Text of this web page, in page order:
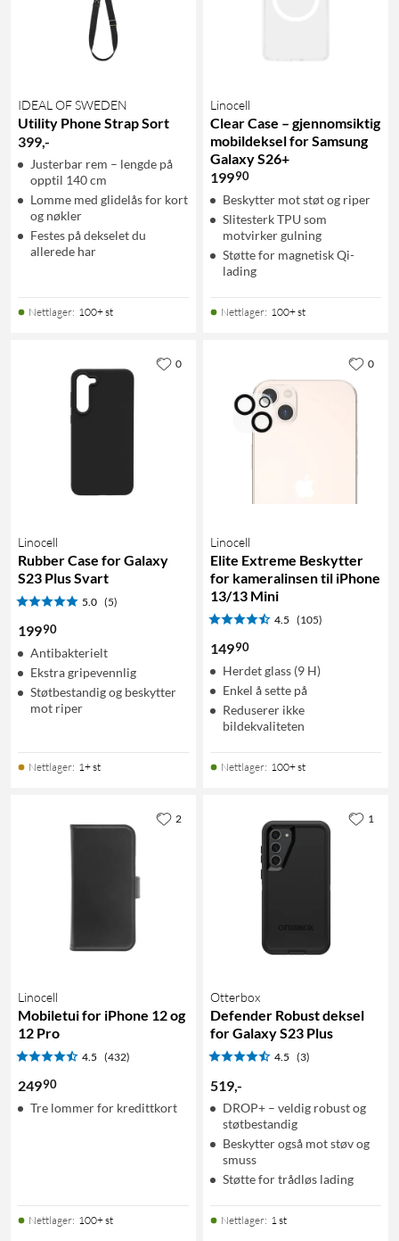
IDEAL OF SWEDEN
Utility Phone Strap Sort
399,-
Justerbar rem – lengde på
opptil 140 cm
Lomme med glidelås for kort
og nøkler
Festes på dekselet du
allerede har
Nettlager: 100+ st
Linocell
Clear Case – gjennomsiktig
mobildeksel for Samsung
Galaxy S26+
19990
Beskytter mot støt og riper
Slitesterk TPU som
motvirker gulning
Støtte for magnetisk Qi-
lading
Nettlager: 100+ st
Linocell
Rubber Case for Galaxy
S23 Plus Svart
5.0 (5)
19990
Antibakterielt
Ekstra gripevennlig
Støtbestandig og beskytter
mot riper
Nettlager: 1+ st
0
Linocell
Elite Extreme Beskytter
for kameralinsen til iPhone
13/13 Mini
4.5 (105)
14990
Herdet glass (9 H)
Enkel å sette på
Reduserer ikke
bildekvaliteten
Nettlager: 100+ st
0
Linocell
Mobiletui for iPhone 12 og
12 Pro
4.5 (432)
24990
Tre lommer for kredittkort
Nettlager: 100+ st
2
Otterbox
Defender Robust deksel
for Galaxy S23 Plus
4.5 (3)
519,-
DROP+ – veldig robust og
støtbestandig
Beskytter også mot støv og
smuss
Støtte for trådløs lading
Nettlager: 1 st
1